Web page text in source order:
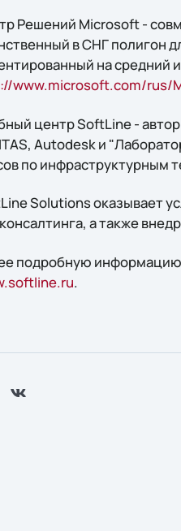
Решений Microsoft -
в СНГ полигон
на средний
www.microsoft.com/rus/
центр SoftLine -
Autodesk и
по инфраструктурным
Solutions оказывает
а также
подробную информацию
.